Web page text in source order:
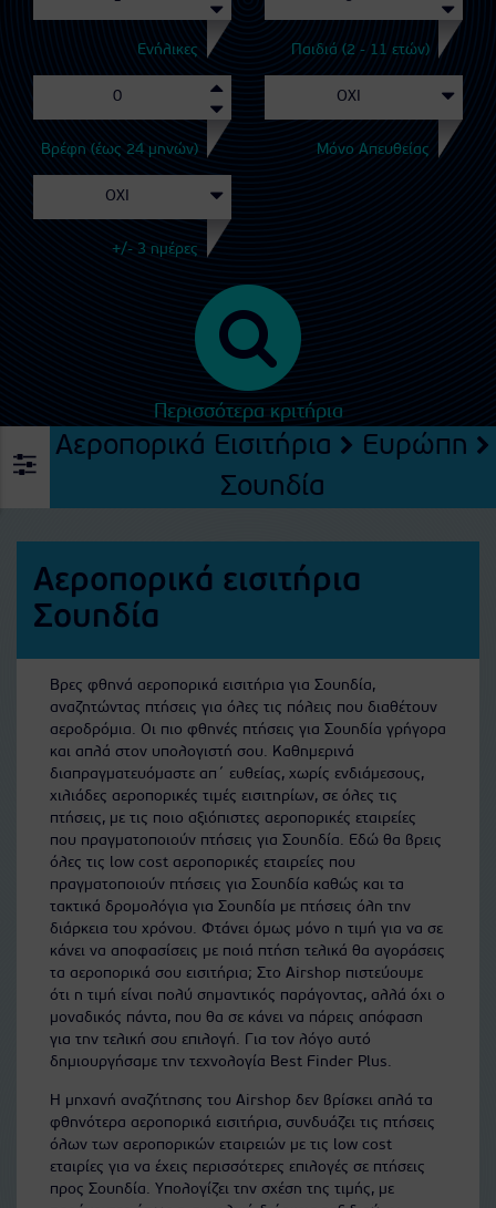
Ενήλικες Παιδιά (2 - 11 ετών)
Βρέφη (έως 24 μηνών) Μόνο Απευθείας
+/- 3 ημέρες
Περισσότερα κριτήρια
Αεροπορικά Εισιτήρια
Ευρώπη
Σουηδία
Αεροπορικά εισιτήρια
Σουηδία
Βρες φθηνά αεροπορικά εισιτήρια για Σουηδία,
αναζητώντας πτήσεις για όλες τις πόλεις που διαθέτουν
αεροδρόμια. Οι πιο φθηνές πτήσεις για Σουηδία γρήγορα
και απλά στον υπολογιστή σου. Καθημερινά
διαπραγματευόμαστε απ΄ ευθείας, χωρίς ενδιάμεσους,
χιλιάδες αεροπορικές τιμές εισιτηρίων, σε όλες τις
πτήσεις, με τις ποιο αξιόπιστες αεροπορικές εταιρείες
που πραγματοποιούν πτήσεις για Σουηδία. Εδώ θα βρεις
όλες τις low cost αεροπορικές εταιρείες που
πραγματοποιούν πτήσεις για Σουηδία καθώς και τα
τακτικά δρομολόγια για Σουηδία με πτήσεις όλη την
διάρκεια του χρόνου. Φτάνει όμως μόνο η τιμή για να σε
κάνει να αποφασίσεις με ποιά πτήση τελικά θα αγοράσεις
τα αεροπορικά σου εισιτήρια; Στο Airshop πιστεύουμε
ότι η τιμή είναι πολύ σημαντικός παράγοντας, αλλά όχι ο
μοναδικός πάντα, που θα σε κάνει να πάρεις απόφαση
για την τελική σου επιλογή. Για τον λόγο αυτό
δημιουργήσαμε την τεχνολογία Best Finder Plus.
Η μηχανή αναζήτησης του Airshop δεν βρίσκει απλά τα
φθηνότερα αεροπορικά εισιτήρια, συνδυάζει τις πτήσεις
όλων των αεροπορικών εταιρειών με τις low cost
εταιρίες για να έχεις περισσότερες επιλογές σε πτήσεις
προς Σουηδία. Υπολογίζει την σχέση της τιμής, με